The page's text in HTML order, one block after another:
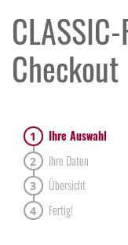
Checkout
Ihre Auswahl
Ihre Daten
Übersicht
Fertig!